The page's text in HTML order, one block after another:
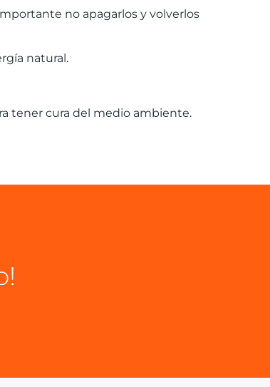
no apagarlos y volverlos
natural.
tener cura del medio ambiente.